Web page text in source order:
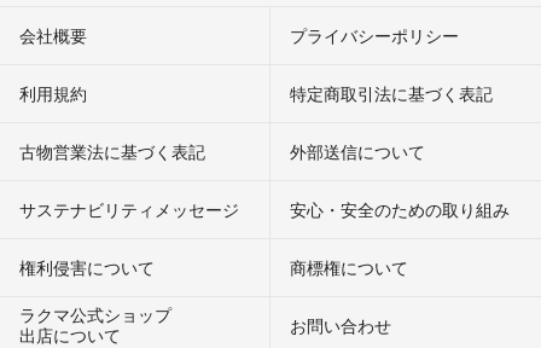
会社概要 プライバシーポリシー
利用規約 特定商取引法に基づく表記
古物営業法に基づく表記 外部送信について
サステナビリティメッセージ 安心・安全のための取り組み
権利侵害について
商標権について
ラクマ公式ショップ
出店について
お問い合わせ